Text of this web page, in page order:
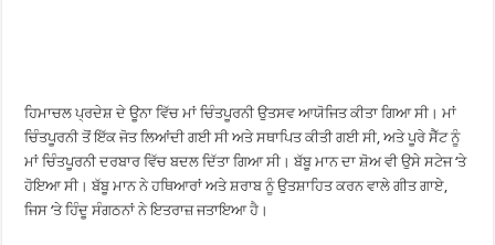
ਹਿਮਾਚਲ ਪ੍ਰਦੇਸ਼ ਦੇ ਊਨਾ ਵਿੱਚ ਮਾਂ ਚਿੰਤਪੂਰਨੀ ਉਤਸਵ ਆਯੋਜਿਤ ਕੀਤਾ ਗਿਆ ਸੀ। ਮਾਂ
ਚਿੰਤਪੂਰਨੀ ਤੋਂ ਇੱਕ ਜੋਤ ਲਿਆਂਦੀ ਗਈ ਸੀ ਅਤੇ ਸਥਾਪਿਤ ਕੀਤੀ ਗਈ ਸੀ, ਅਤੇ ਪੂਰੇ ਸੈੱਟ ਨੂੰ
ਮਾਂ ਚਿੰਤਪੂਰਨੀ ਦਰਬਾਰ ਵਿੱਚ ਬਦਲ ਦਿੱਤਾ ਗਿਆ ਸੀ। ਬੱਬੂ ਮਾਨ ਦਾ ਸ਼ੋਅ ਵੀ ਉਸੇ ਸਟੇਜ ‘ਤੇ
ਹੋਇਆ ਸੀ। ਬੱਬੂ ਮਾਨ ਨੇ ਹਥਿਆਰਾਂ ਅਤੇ ਸ਼ਰਾਬ ਨੂੰ ਉਤਸ਼ਾਹਿਤ ਕਰਨ ਵਾਲੇ ਗੀਤ ਗਾਏ,
ਜਿਸ ‘ਤੇ ਹਿੰਦੂ ਸੰਗਠਨਾਂ ਨੇ ਇਤਰਾਜ਼ ਜਤਾਇਆ ਹੈ।